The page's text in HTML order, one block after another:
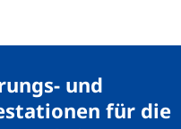
und
für die